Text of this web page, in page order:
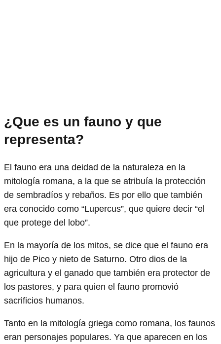
¿Que es un fauno y que
representa?
El fauno era una deidad de la naturaleza en la
mitología romana, a la que se atribuía la protección
de sembradíos y rebaños. Es por ello que también
era conocido como “Lupercus”, que quiere decir “el
que protege del lobo”.
En la mayoría de los mitos, se dice que el fauno era
hijo de Pico y nieto de Saturno. Otro dios de la
agricultura y el ganado que también era protector de
los pastores, y para quien el fauno promovió
sacrificios humanos.
Tanto en la mitología griega como romana, los faunos
eran personajes populares. Ya que aparecen en los